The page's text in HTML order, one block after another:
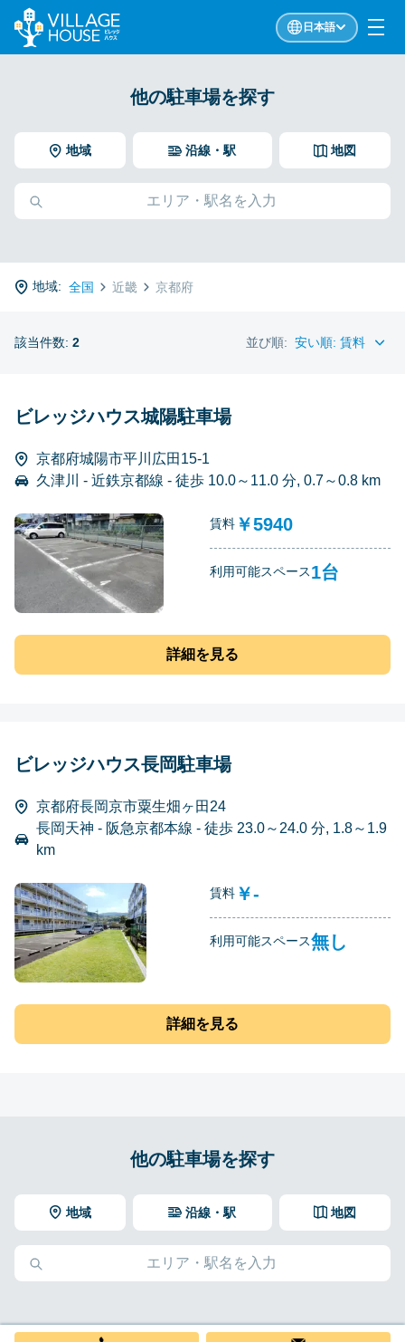
日本語
他の駐車場を探す
地域 地図
沿線・駅
地域: 全国 近畿 京都府
該当件数: 2 並び順:
ビレッジハウス城陽駐車場
京都府城陽市平川広田15-1
久津川 - 近鉄京都線 - 徒歩 10.0～11.0 分, 0.7～0.8 km
賃料 ￥5940
利用可能スペース1台
詳細を見る
ビレッジハウス長岡駐車場
京都府長岡京市粟生畑ヶ田24
長岡天神 - 阪急京都本線 - 徒歩 23.0～24.0 分, 1.8～1.9
km
賃料 ￥-
利用可能スペース無し
詳細を見る
他の駐車場を探す
地域 地図
沿線・駅